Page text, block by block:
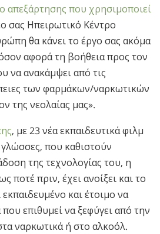
απεξάρτησης που χρησιμοποιεί
σας Ηπειρωτικό Κέντρο
θα κάνει το έργο σας ακόμα
αφορά τη βοήθεια προς τον
να ανακάμψει από τις
των φαρμάκων/ναρκωτικών
της νεολαίας μας».
, με 23 νέα εκπαιδευτικά φιλμ
που καθιστούν
της τεχνολογίας του, η
ποτέ πριν, έχει ανοίξει και το
και έτοιμο να
επιθυμεί να ξεφύγει από την
ναρκωτικά ή στο αλκοόλ.